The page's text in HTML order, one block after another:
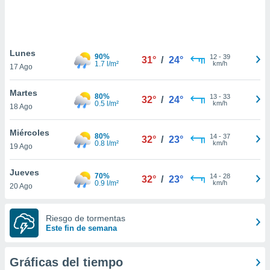
únicos
similares
como
sitio
de
posible
traten tus
en
Para
su
Lunes
17 Ago
90%
1.7 l/m²
31° / 24° 12- 39
km/h
Martes
18 Ago
80%
0.5 l/m²
32° / 24° 13- 33
km/h
Miércoles
19 Ago
80%
0.8 l/m²
32° / 23° 14- 37
km/h
Jueves
20 Ago
70%
0.9 l/m²
32° / 23° 14- 28
km/h
Riesgo de tormentas
Este fin de semana
Gráficas del tiempo